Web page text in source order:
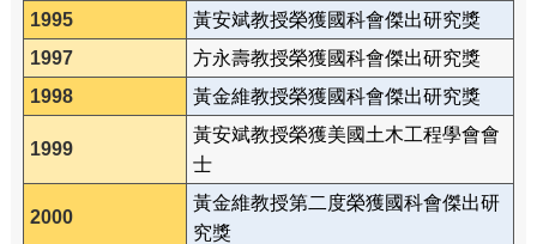
1995
黃安斌教授榮獲國科會傑出研究獎
1997
方永壽教授榮獲國科會傑出研究獎
1998
黃金維教授榮獲國科會傑出研究獎
1999
黃安斌教授榮獲美國土木工程學會會
士
2000
黃金維教授第二度榮獲國科會傑出研
究獎